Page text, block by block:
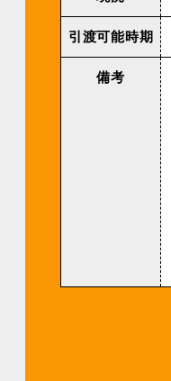
引渡可能時期
備考